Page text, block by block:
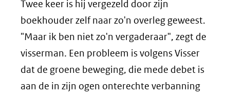
Twee keer is hij vergezeld door zijn
boekhouder zelf naar zo'n overleg geweest.
"Maar ik ben niet zo'n vergaderaar", zegt de
visserman. Een probleem is volgens Visser
dat de groene beweging, die mede debet is
aan de in zijn ogen onterechte verbanning